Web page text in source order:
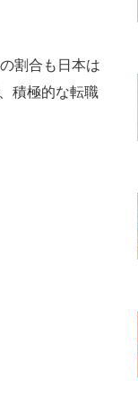
割合も日本は
積極的な転職